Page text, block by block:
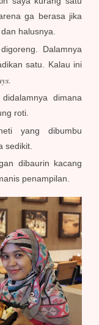
ga berasa jika
halusnya.
Dalamnya
satu. Kalau ini
dimana
roti.
yang dibumbu
sedikit.
dibaurin kacang
penampilan.